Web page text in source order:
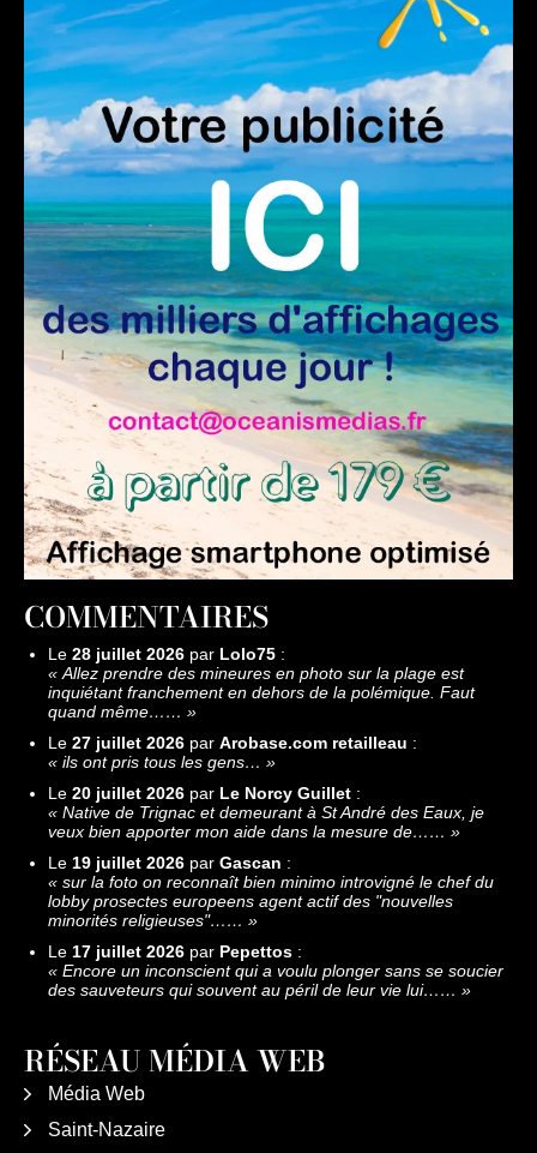
COMMENTAIRES
Le 28 juillet 2026 par Lolo75 :
« Allez prendre des mineures en photo sur la plage est
inquiétant franchement en dehors de la polémique. Faut
quand même…… »
Le 27 juillet 2026 par Arobase.com retailleau :
« ils ont pris tous les gens… »
Le 20 juillet 2026 par Le Norcy Guillet :
« Native de Trignac et demeurant à St André des Eaux, je
veux bien apporter mon aide dans la mesure de…… »
Le 19 juillet 2026 par Gascan :
« sur la foto on reconnaît bien minimo introvigné le chef du
lobby prosectes europeens agent actif des "nouvelles
minorités religieuses"…… »
Le 17 juillet 2026 par Pepettos :
« Encore un inconscient qui a voulu plonger sans se soucier
des sauveteurs qui souvent au péril de leur vie lui…… »
RÉSEAU MÉDIA WEB
Média Web
Saint-Nazaire